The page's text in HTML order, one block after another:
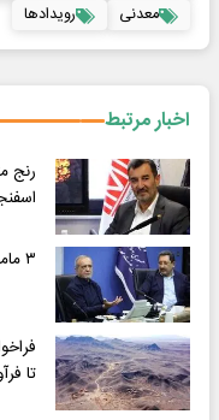
معدنی
رویدادها
اخبار مرتبط
رنج
۳ ماموریت ویژه پزشکیان به اتابک
تا